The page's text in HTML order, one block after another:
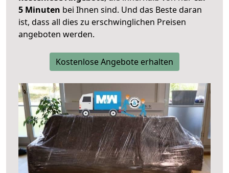
5 Minuten bei Ihnen sind. Und das Beste daran
ist, dass all dies zu erschwinglichen Preisen
angeboten werden.
Kostenlose Angebote erhalten